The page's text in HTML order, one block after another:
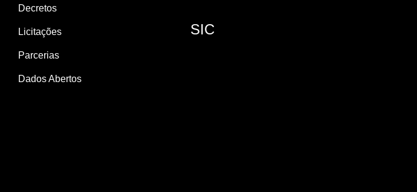
Decretos
Licitações
Parcerias
Dados Abertos
SIC